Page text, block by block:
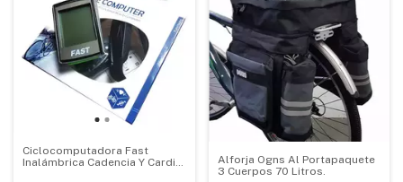
Ciclocomputadora Fast
Inalámbrica Cadencia Y Cardio
Alforja Ogns Al Portapaquete
3 Cuerpos 70 Litros.